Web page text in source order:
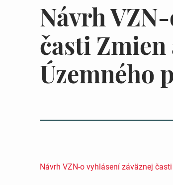
Návrh
časti Zmien
Územného
Návrh VZN-o vyhlásení záväznej